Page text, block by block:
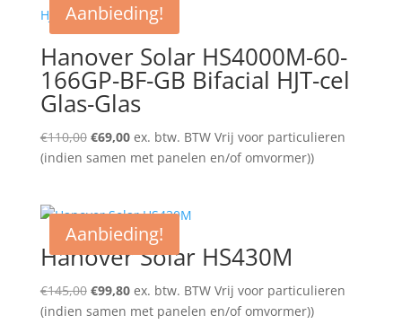
Aanbieding!
Hanover Solar HS4000M-60-
166GP-BF-GB Bifacial HJT-cel
Glas-Glas
€110,00 Oorspronkelijke
prijs
€69,00Huidige
prijs
ex. btw. BTW Vrij voor particulieren
(indien samen met panelen en/of omvormer))
Aanbieding!
Hanover Solar HS430M
€145,00 Oorspronkelijke
prijs
€99,80Huidige
prijs
ex. btw. BTW Vrij voor particulieren
(indien samen met panelen en/of omvormer))